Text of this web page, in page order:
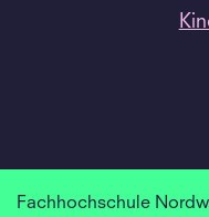
Fachhochschule